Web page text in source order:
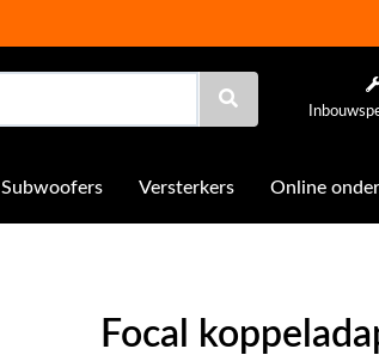
Subwoofers Versterkers Online
Focal